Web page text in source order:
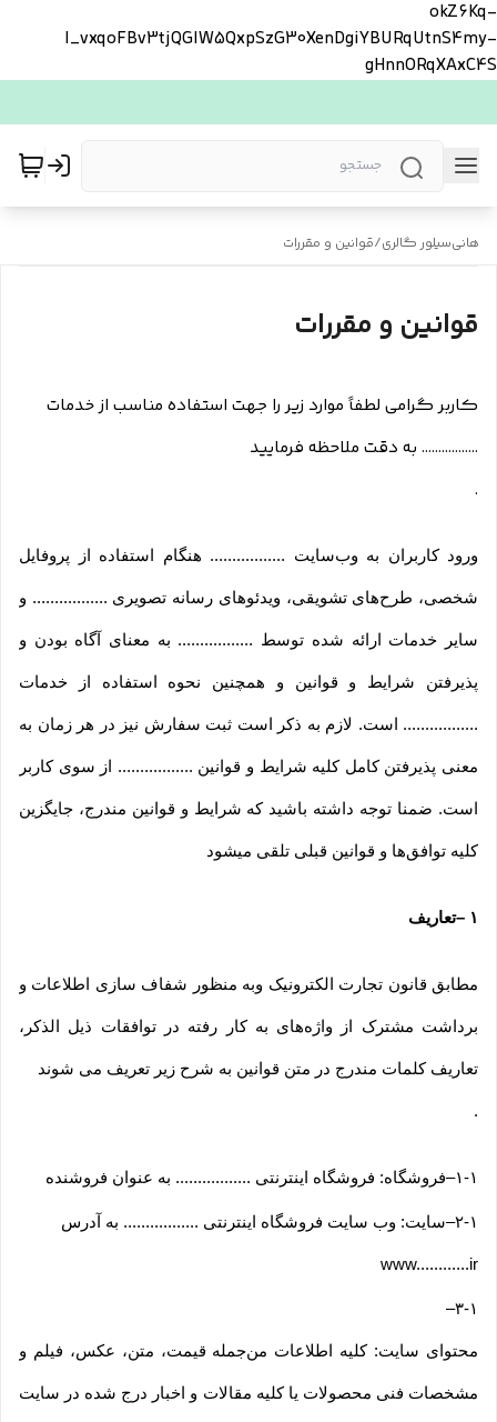
okZ6Kq-
l_vxqoFBv3tjQGlW5QxpSzG30XenDgiYBURqUtnS4my-
gHnnORqXAxC4S
هانی‌سیلور گالری/قوانین و مقررات
قوانین و مقررات
کاربر گرامی لطفاً موارد زیر را جهت استفاده مناسب از خدمات
................. به دقت ملاحظه فرمایید
.
ورود کاربران به وب‏‌سایت ................. هنگام استفاده از پروفایل
شخصی، طرح‏‌های تشویقی، ویدئوهای رسانه تصویری ................. و
سایر خدمات ارائه شده توسط ................. به معنای آگاه بودن و
پذیرفتن شرایط و قوانین و همچنین نحوه استفاده از خدمات
................. است. لازم به ذکر است ثبت سفارش نیز در هر زمان به
معنی پذیرفتن کامل کلیه شرایط و قوانین ................. از سوی کاربر
است. ضمنا توجه داشته باشید که شرایط و قوانین مندرج، جایگزین
کلیه توافق‏‌ها و قوانین قبلی تلقی میشود
۱ –تعاریف
مطابق قانون تجارت الکترونیک وبه منظور شفاف سازی اطلاعات و
برداشت مشترک از واژه‌های به کار رفته در توافقات ذیل الذکر،
تعاریف کلمات مندرج در متن قوانین به شرح زیر تعریف می شوند
.
۱-۱–فروشگاه: فروشگاه اینترنتی ................. به عنوان فروشنده
۲-۱–سایت: وب سایت فروشگاه اینترنتی ................. به آدرس
www............ir
۳-۱–
محتوای سایت: کلیه اطلاعات من‌جمله قیمت، متن، عکس، فیلم و
مشخصات فنی محصولات یا کلیه مقالات و اخبار درج شده در سایت